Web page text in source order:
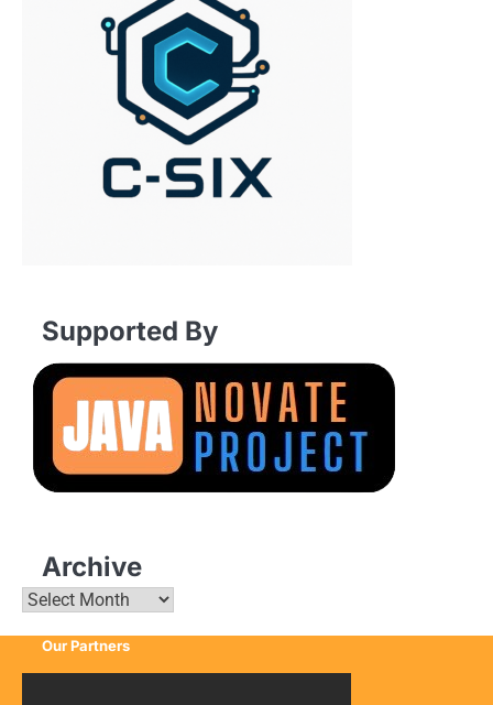
Supported By
Archive
Archive
Our Partners